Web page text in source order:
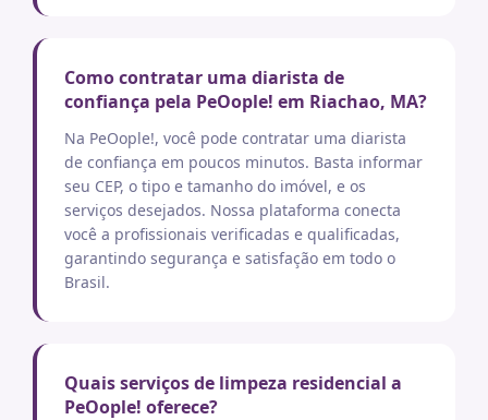
Como contratar uma diarista de
confiança pela PeOople! em Riachao, MA?
Na PeOople!, você pode contratar uma diarista
de confiança em poucos minutos. Basta informar
seu CEP, o tipo e tamanho do imóvel, e os
serviços desejados. Nossa plataforma conecta
você a profissionais verificadas e qualificadas,
garantindo segurança e satisfação em todo o
Brasil.
Quais serviços de limpeza residencial a
PeOople! oferece?